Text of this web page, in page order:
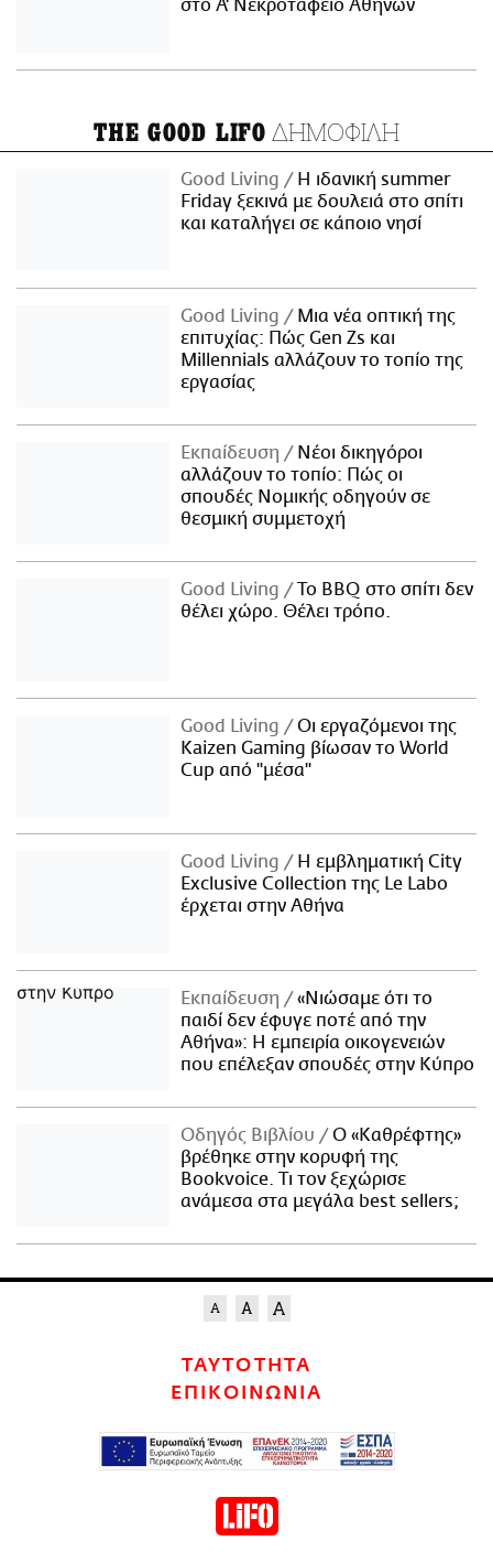
στο Α' Νεκροταφείο Αθηνών
THE GOOD LIFO ΔΗΜΟΦΙΛΗ
Good Living
Η ιδανική summer
Friday ξεκινά με δουλειά στο σπίτι
και καταλήγει σε κάποιο νησί
Good Living
Μια νέα οπτική της
επιτυχίας: Πώς Gen Zs και
Millennials αλλάζουν το τοπίο της
εργασίας
Εκπαίδευση
Νέοι δικηγόροι
αλλάζουν το τοπίο: Πώς οι
σπουδές Νομικής οδηγούν σε
θεσμική συμμετοχή
Good Living
Το BBQ στο σπίτι δεν
θέλει χώρο. Θέλει τρόπο.
Good Living
Οι εργαζόμενοι της
Kaizen Gaming βίωσαν το World
Cup από "μέσα"
Good Living
Η εμβληματική City
Exclusive Collection της Le Labo
έρχεται στην Αθήνα
Εκπαίδευση
«Νιώσαμε ότι το
παιδί δεν έφυγε ποτέ από την
Αθήνα»: Η εμπειρία οικογενειών
που επέλεξαν σπουδές στην Κύπρο
Οδηγός Βιβλίου
Ο «Καθρέφτης»
βρέθηκε στην κορυφή της
Bookvoice. Τι τον ξεχώρισε
ανάμεσα στα μεγάλα best sellers;
ΤΑΥΤΟΤΗΤΑ
ΕΠΙΚΟΙΝΩΝΙΑ